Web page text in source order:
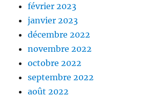
février 2023
janvier 2023
décembre 2022
novembre 2022
octobre 2022
septembre 2022
août 2022